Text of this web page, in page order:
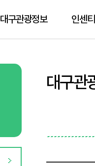
대구관광정보 인센
대구관